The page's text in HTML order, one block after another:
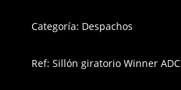
Categoría: Despachos
Ref: Sillón giratorio Winner ADC